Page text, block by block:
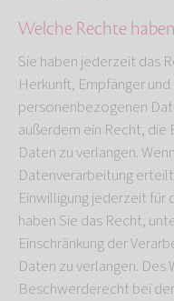
Welche Rechte
Sie haben jederzeit das
Herkunft, Empfänger
personenbezogenen
außerdem ein Recht,
Daten zu verlangen.
Datenverarbeitung
Einwilligung jederzeit für
haben Sie das Recht,
Einschränkung der
Daten zu verlangen.
Beschwerderecht bei